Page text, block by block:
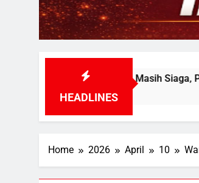
HEADLINES
Masih Siaga, PLN Batasi
Home 2026 April 10